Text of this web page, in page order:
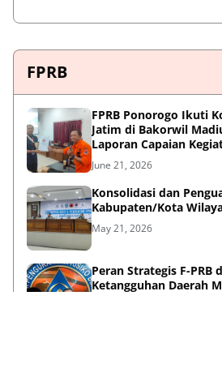
FPRB
FPRB Ponorogo Ikuti
Jatim di Bakorwil
Laporan Capaian
Sinergi Pentahelix
June 21, 2026
Konsolidasi dan
Kabupaten/Kota
May 21, 2026
Peran Strategis F-
Ketangguhan Daerah